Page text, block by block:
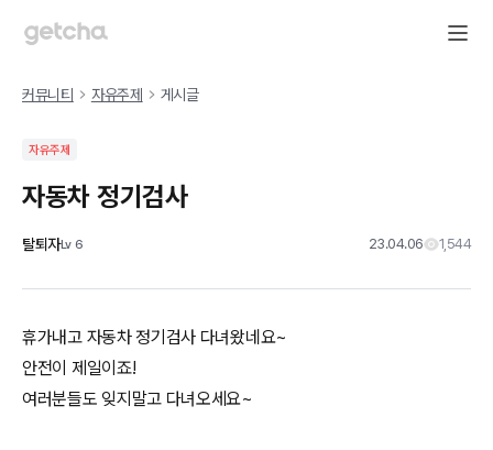
커뮤니티 자유주제 게시글
자유주제
자동차 정기검사
탈퇴자Lv6 23.04.06 1,544
휴가내고 자동차 정기검사 다녀왔네요~
안전이 제일이죠!
여러분들도 잊지말고 다녀오세요~